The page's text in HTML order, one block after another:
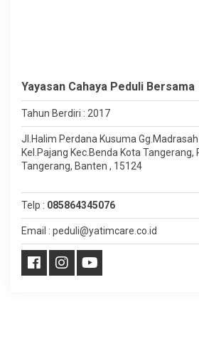
Yayasan Cahaya Peduli Bersama
Tahun Berdiri : 2017
Jl.Halim Perdana Kusuma Gg.Madrasah
Kel.Pajang Kec.Benda Kota Tangerang,
Tangerang, Banten , 15124
Telp : 085864345076
Email : peduli@yatimcare.co.id